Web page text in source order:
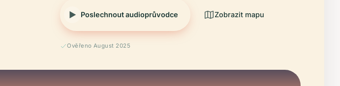
Poslechnout audioprůvodce Zobrazit mapu
Ověřeno August 2025